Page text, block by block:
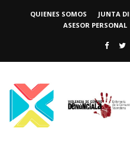
QUIENES SOMOS JUNTA
ASESOR PERSONAL